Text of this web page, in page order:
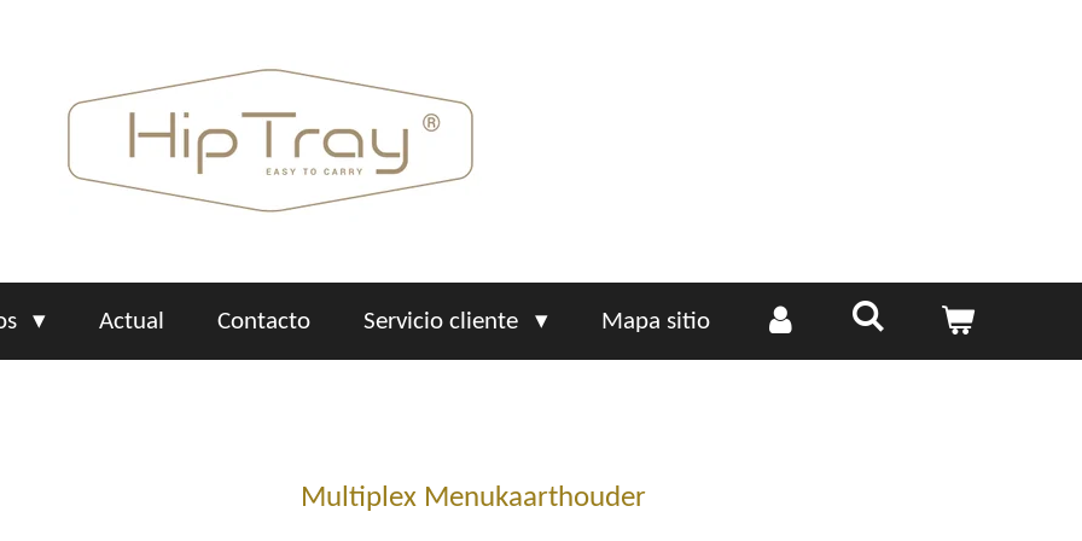
Actual Contacto Servicio cliente Mapa sitio
Multiplex Menukaarthouder